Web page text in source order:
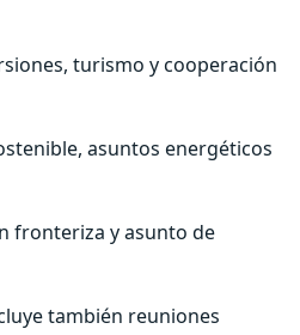
turismo y cooperación
asuntos energéticos
fronteriza y asunto de
también reuniones